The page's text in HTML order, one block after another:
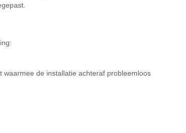
waarmee de installatie achteraf probleemloos